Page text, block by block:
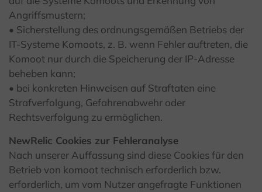
Angriffsmustern;
• Sicherstellung des ordnungsgemäßen Betriebs der
IT-Systeme Komoots, z. B. wenn Fehler auftreten, die
Komoot nur durch die Speicherung der IP-Adresse
beheben kann;
• bei konkreten Hinweisen auf Straftaten eine
Strafverfolgung, Gefahrenabwehr oder
Rechtsverfolgung zu ermöglichen.
NewRelic Cookies zur Fehleranalyse
Nach unserer Auffassung sind diese Cookies für den
Betrieb von komoot technisch erforderlich bzw.
erforderlich, um vom Nutzer angefragte Funktionen